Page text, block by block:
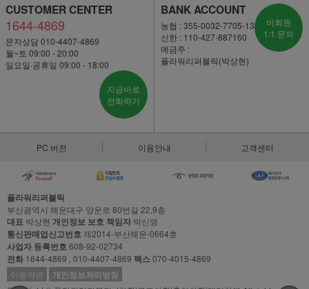
CUSTOMER CENTER
1644-4869
문자상담 010-4407-4869
월~토 09:00 - 20:00
일요일·공휴일 09:00 - 18:00
지금바로
전화하기
BANK ACCOUNT
농협 : 355-0032-7705-13
신한 : 110-427-887160
예금주 :
플라워리퍼블릭(박상현)
비회원
1:1 문의
PC 버전 이용안내 고객센터
플라워리퍼블릭
부산광역시 해운대구 양운로 80번길 22,9층
대표 박상현 개인정보 보호 책임자 박신영
통신판매업신고번호제2014-부산해운-0664호
사업자 등록번호608-92-02734
전화 1644-4869 , 010-4407-4869 팩스070-4015-4869
이용약관
개인정보처리방침